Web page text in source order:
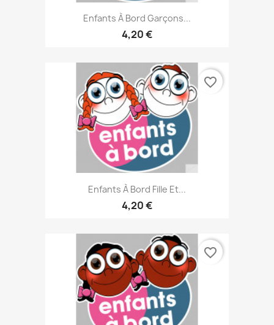
Enfants À Bord Garçons...
4,20 €
Enfants À Bord Fille Et...
4,20 €
favorite_border
favorite_border